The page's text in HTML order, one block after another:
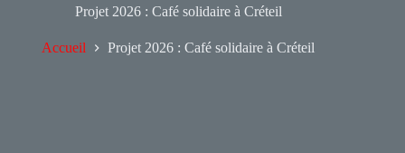
Projet 2026 : Café solidaire à Créteil
Accueil Projet 2026 : Café solidaire à Créteil